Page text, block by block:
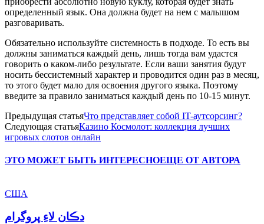
определенный язык. Она должна будет на нем с малышом
разговаривать.
Обязательно используйте системность в подходе. То есть вы
должны заниматься каждый день, лишь тогда вам удастся
говорить о каком-либо результате. Если ваши занятия будут
носить бессистемный характер и проводится один раз в месяц,
то этого будет мало для освоения другого языка. Поэтому
введите за правило заниматься каждый день по 10-15 минут.
Предыдущая статьяЧто представляет собой IT-аутсорсинг?
Следующая статьяКазино Космолот: коллекция лучших
игровых слотов онлайн
ЭТО МОЖЕТ БЫТЬ ИНТЕРЕСНОЕЩЕ ОТ АВТОРА
США
دڪان لاءِ پروگرام